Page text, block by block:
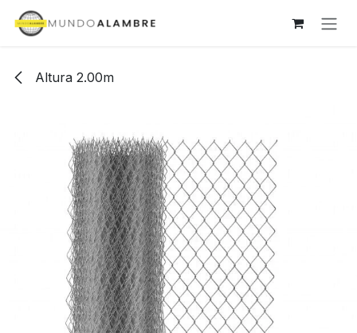
Ir al contenido
Altura 2.00m